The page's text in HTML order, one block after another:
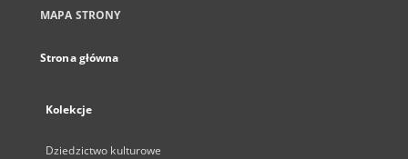
MAPA STRONY
Strona główna
Kolekcje
Dziedzictwo kulturowe